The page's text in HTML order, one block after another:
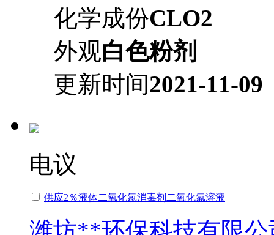
化学成份CLO2
外观白色粉剂
更新时间2021-11-09
电议
供应2％液体二氧化氯消毒剂二氧化氯溶液